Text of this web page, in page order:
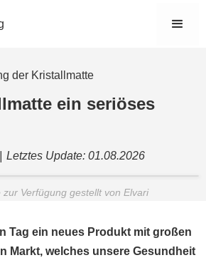
der Kristallmatte
ein seriöses
Letztes Update: 01.08.2026
Verfügung gestellt von Elvari
Tag ein neues Produkt mit großen
Markt, welches unsere Gesundheit